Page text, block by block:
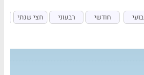
חודשי רבעוני חצי שנתי